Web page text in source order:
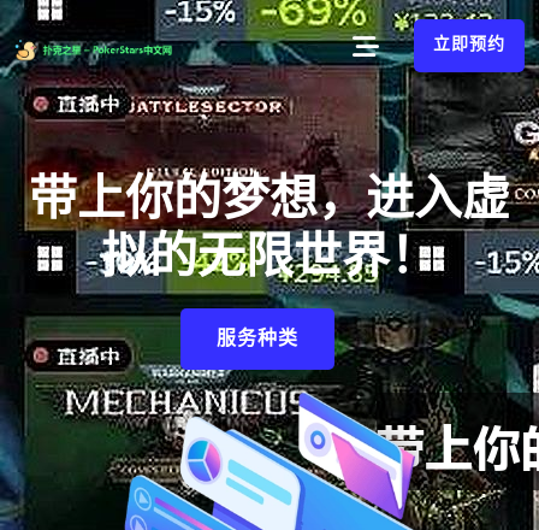
立即预约
带上你的梦想，进入虚
拟的无限世界！
服务种类